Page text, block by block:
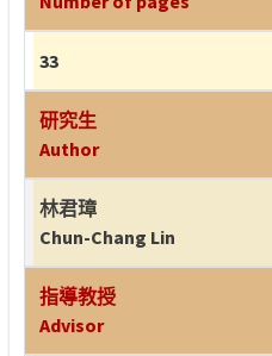
33
研究生
Author
林君璋
Chun-Chang Lin
指導教授
Advisor